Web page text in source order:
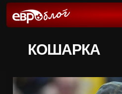
КОШАРКА